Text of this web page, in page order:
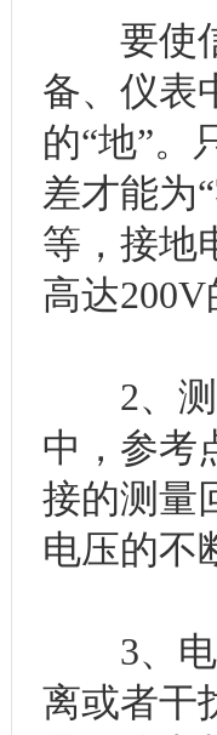
要使信
备、仪表
的“地”。
差才能为
等，接地
高达
2、测
中，参考
接的测量
电压的不
3、电
离或者干